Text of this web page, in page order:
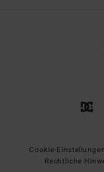
Cookie-
Rechtliche